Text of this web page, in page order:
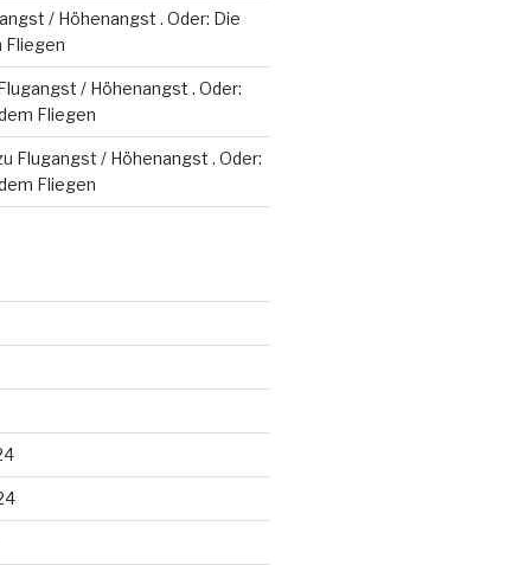
/ Höhenangst . Oder: Die
Fliegen
/ Höhenangst . Oder:
Fliegen
Flugangst / Höhenangst . Oder:
Fliegen